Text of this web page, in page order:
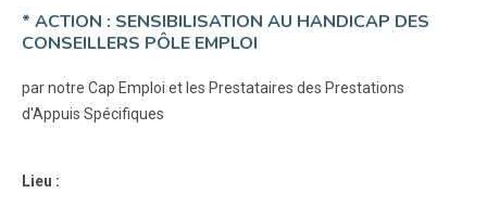
* ACTION : SENSIBILISATION AU HANDICAP DES
CONSEILLERS PÔLE EMPLOI
par notre Cap Emploi et les Prestataires des Prestations
d'Appuis Spécifiques
Lieu :